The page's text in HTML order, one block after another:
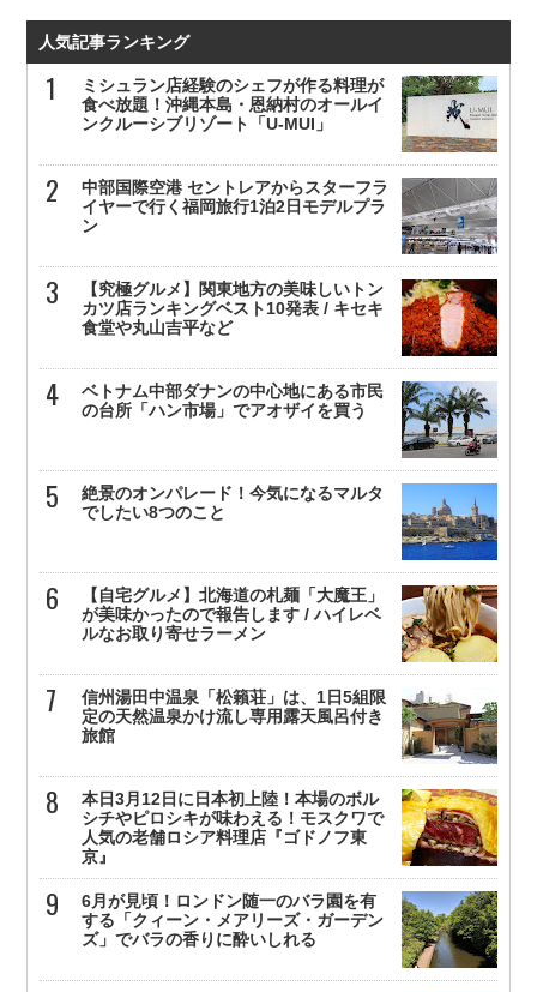
人気記事ランキング
ミシュラン店経験のシェフが作る料理が
食べ放題！沖縄本島・恩納村のオールイ
ンクルーシブリゾート「U-MUI」
中部国際空港 セントレアからスターフラ
イヤーで行く福岡旅行1泊2日モデルプラ
ン
【究極グルメ】関東地方の美味しいトン
カツ店ランキングベスト10発表 / キセキ
食堂や丸山吉平など
ベトナム中部ダナンの中心地にある市民
の台所「ハン市場」でアオザイを買う
絶景のオンパレード！今気になるマルタ
でしたい8つのこと
【自宅グルメ】北海道の札麺「大魔王」
が美味かったので報告します / ハイレベ
ルなお取り寄せラーメン
信州湯田中温泉「松籟荘」は、1日5組限
定の天然温泉かけ流し専用露天風呂付き
旅館
本日3月12日に日本初上陸！本場のボル
シチやピロシキが味わえる！モスクワで
人気の老舗ロシア料理店『ゴドノフ東
京』
6月が見頃！ロンドン随一のバラ園を有
する「クィーン・メアリーズ・ガーデン
ズ」でバラの香りに酔いしれる